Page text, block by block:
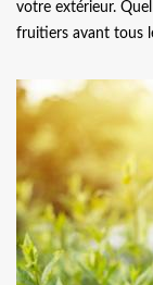
votre extérieur.
fruitiers avant tous